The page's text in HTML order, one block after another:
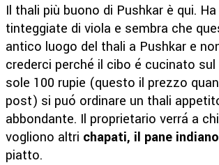
Il thali più buono di Pushkar è qui.
tinteggiate di viola e sembra che
antico luogo del thali a Pushkar e
crederci perché il cibo é cucinato
sole 100 rupie (questo il prezzo
post) si puó ordinare un thali
abbondante. Il proprietario verrá a
vogliono altri chapati, il pane
piatto.